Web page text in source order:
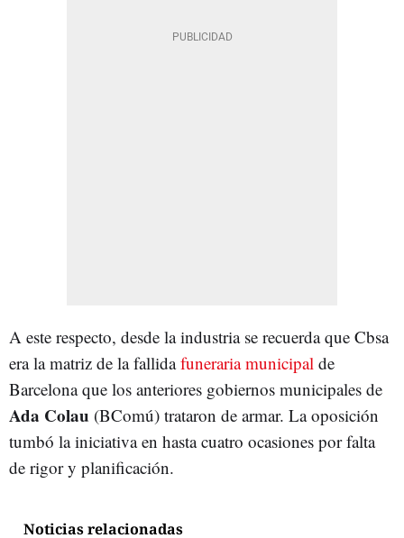
A este respecto, desde la industria se recuerda que Cbsa
era la matriz de la fallidafuneraria municipal de
Barcelona que los anteriores gobiernos municipales de
Ada Colau (BComú) trataron de armar. La oposición
tumbó la iniciativa en hasta cuatro ocasiones por falta
de rigor y planificación.
Noticias relacionadas